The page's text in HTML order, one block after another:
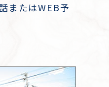
またはWEB予